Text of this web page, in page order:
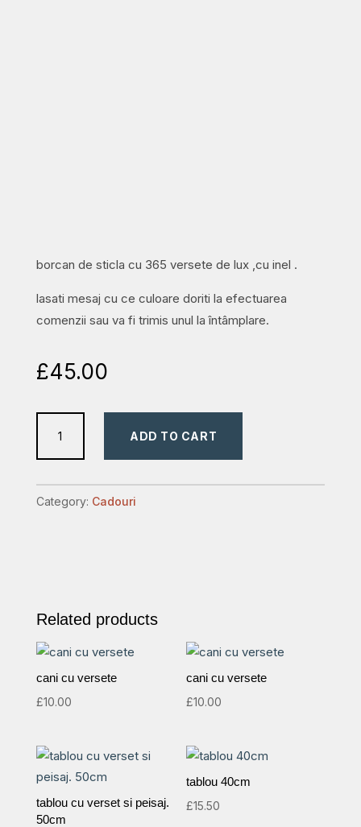
borcan de sticla cu 365 versete de lux ,cu inel .
lasati mesaj cu ce culoare doriti la efectuarea
comenzii sau va fi trimis unul la întâmplare.
£45.00
versete
de
ADD TO CART
Category: Cadouri
Related products
cani cu versete
£10.00
cani cu versete
£10.00
tablou cu verset si peisaj.
50cm
tablou 40cm
£15.50